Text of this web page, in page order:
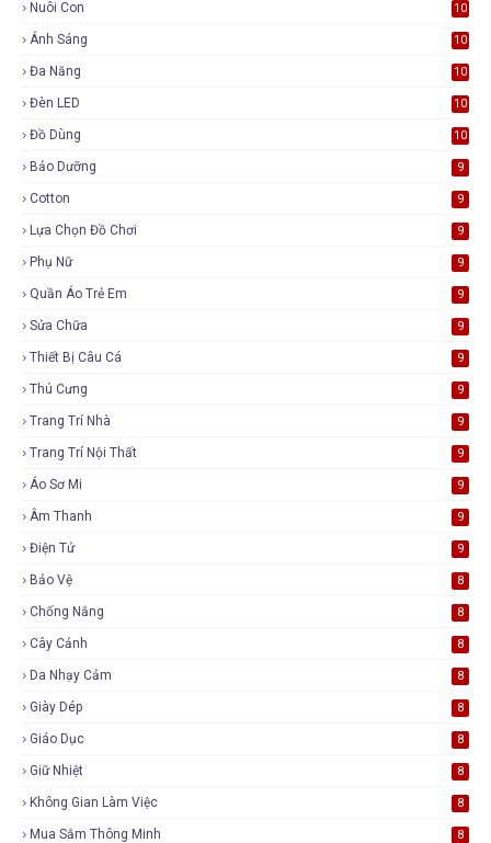
Nuôi Con 10
Ánh Sáng 10
Đa Năng 10
Đèn LED 10
Đồ Dùng 10
Bảo Dưỡng 9
Cotton 9
Lựa Chọn Đồ Chơi 9
Phụ Nữ 9
Quần Áo Trẻ Em 9
Sửa Chữa 9
Thiết Bị Câu Cá 9
Thú Cưng 9
Trang Trí Nhà 9
Trang Trí Nội Thất 9
Áo Sơ Mi 9
Âm Thanh 9
Điện Tử 9
Bảo Vệ 8
Chống Nắng 8
Cây Cảnh 8
Da Nhạy Cảm 8
Giày Dép 8
Giáo Dục 8
Giữ Nhiệt 8
Không Gian Làm Việc 8
Mua Sắm Thông Minh 8